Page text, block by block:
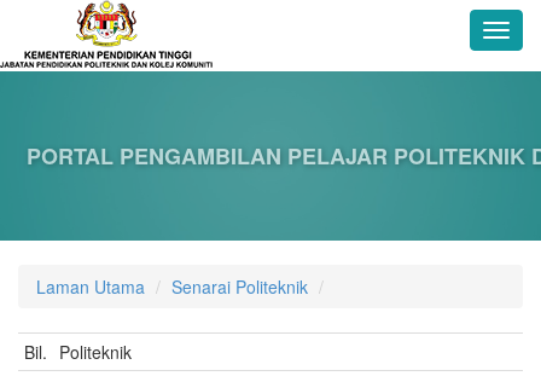
PORTAL PENGAMBILAN PELAJAR POLITEKNIK
Laman Utama Senarai Politeknik
Bil. Politeknik